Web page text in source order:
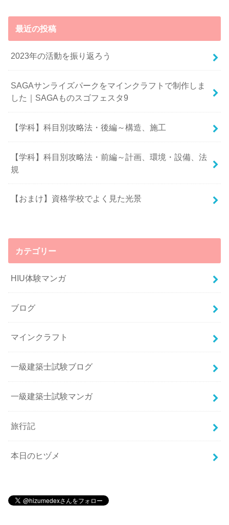
最近の投稿
2023年の活動を振り返ろう
SAGAサンライズパークをマインクラフトで制作しま
した｜SAGAものスゴフェスタ9
【学科】科目別攻略法・後編～構造、施工
【学科】科目別攻略法・前編～計画、環境・設備、法
規
【おまけ】資格学校でよく見た光景
カテゴリー
HIU体験マンガ
ブログ
マインクラフト
一級建築士試験ブログ
一級建築士試験マンガ
旅行記
本日のヒヅメ